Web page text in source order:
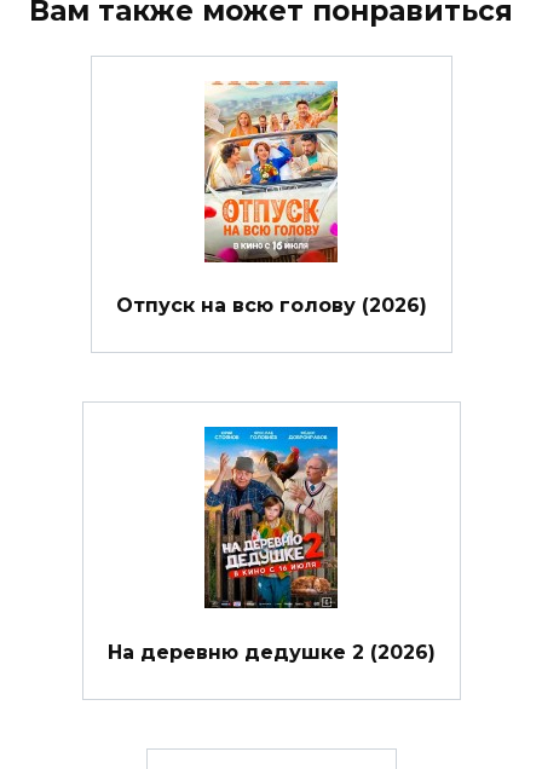
Вам также может понравиться
Отпуск на всю голову (2026)
На деревню дедушке 2 (2026)